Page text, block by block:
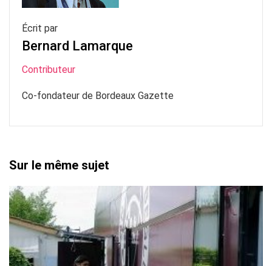
Écrit par
Bernard Lamarque
Contributeur
Co-fondateur de Bordeaux Gazette
Sur le même sujet